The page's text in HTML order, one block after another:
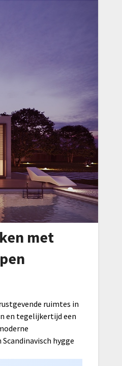
met
ruimtes in
en tegelijkertijd een
hygge